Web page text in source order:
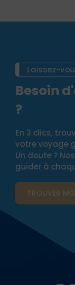
Laissez-
Besoin
?
En 3 clics,
votre voyage
Un doute ?
guider à
TROUVER